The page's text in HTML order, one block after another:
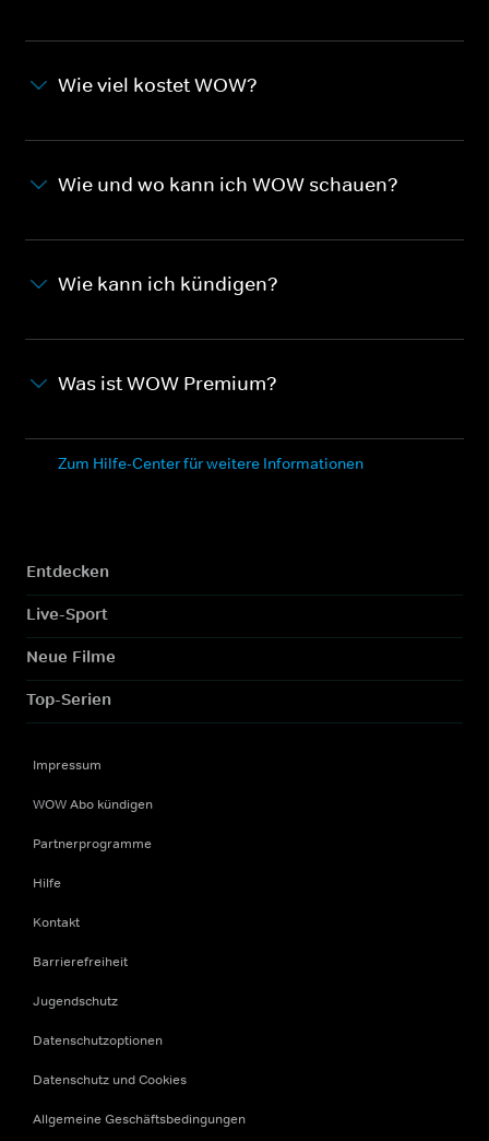
Wie viel kostet WOW?
Wie und wo kann ich WOW schauen?
Wie kann ich kündigen?
Was ist WOW Premium?
Zum Hilfe-Center für weitere Informationen
Entdecken
Live-Sport
Neue Filme
Top-Serien
Impressum
WOW Abo kündigen
Partnerprogramme
Hilfe
Kontakt
Barrierefreiheit
Jugendschutz
Datenschutzoptionen
Datenschutz und Cookies
Allgemeine Geschäftsbedingungen